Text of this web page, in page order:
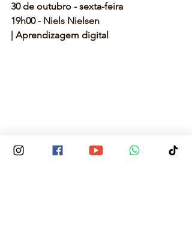
30 de outubro - sexta-feira
19h00 - Niels Nielsen
| Aprendizagem digital